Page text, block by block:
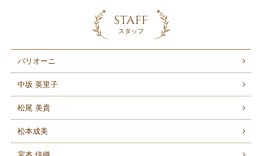
STAFF
スタッフ
バリオーニ
中坂 英里子
松尾 美貴
松本成美